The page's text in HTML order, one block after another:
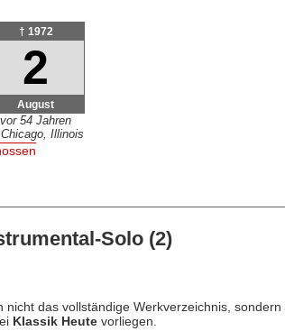
† 1972
2
August
vor 54 Jahren
Illinois
Solo (2)
nicht das vollständige Werkverzeichnis, sondern
Klassik Heutevorliegen.